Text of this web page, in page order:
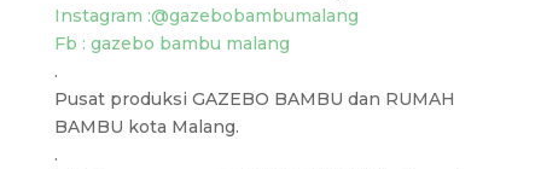
Instagram :@gazebobambumalang
Fb : gazebo bambu malang
.
Pusat produksi GAZEBO BAMBU dan RUMAH
BAMBU kota Malang.
.